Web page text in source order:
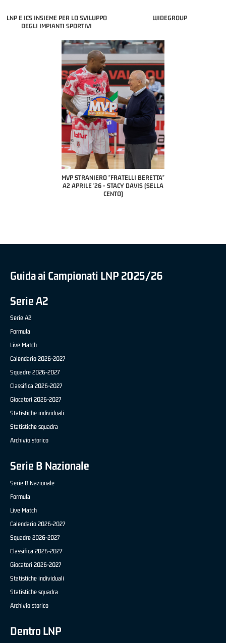
LNP E ICS INSIEME PER LO SVILUPPO
DEGLI IMPIANTI SPORTIVI
WIDEGROUP
"FRATELLI BERETTA"
MVP "FRATELLI BERETTA" SAMUEL
DILAS B NAZIONALE APRILE '26 -
MARCO RESTELLI (TAV TREVIGLIO
Guida ai Campionati LNP 2025/26
Serie A2
Serie A2
Formula
Live Match
Calendario 2026-2027
Squadre 2026-2027
Classifica 2026-2027
Giocatori 2026-2027
Statistiche individuali
Statistiche squadra
Archivio storico
Serie B Nazionale
Serie B Nazionale
Formula
Live Match
Calendario 2026-2027
Squadre 2026-2027
Classifica 2026-2027
Giocatori 2026-2027
Statistiche individuali
Statistiche squadra
Archivio storico
Dentro LNP